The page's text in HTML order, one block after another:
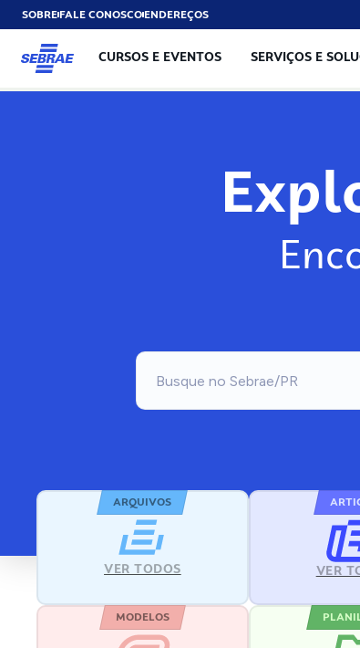
SOBREFALE CONOSCOENDEREÇOS
CURSOS E EVENTOS SERVIÇOS E
ARQUIVOS
VER TODOS VER
MODELOS